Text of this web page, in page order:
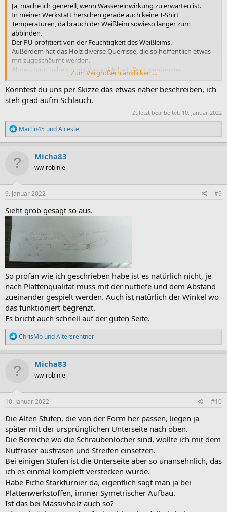
Ja, mache ich generell, wenn Wassereinwirkung zu erwarten ist.
In meiner Werkstatt herschen gerade auch keine T-Shirt
Temperaturen, da brauch der Weißleim sowieso länger zum
abbinden.
Der PU profitiert von der Feuchtigkeit des Weißleims.
Außerdem hat das Holz diverse Querrisse, die so hoffentlich etwas
mit zugeschäumt werden.
Abgeschaut habe ich mir das auf Arbeit. Dort werden die
abgewinkelten Arbeitsplatten von Verkaufstheken so verleimt.
Auf der Unterseite werden im Abstand von ca 1,5 cm zwei Nuten
gesägt, ca bis 2 mm an HPL ran.
Dann werden die Nuten mit Weißleim und PU gefüllt und die Platte
So entsteht eine zum Kunden hin abgewinkelte Arbeitsplatte ohne
sichtbare Fuge.
Zum Vergrößern anklicken....
Könntest du uns per Skizze das etwas näher beschreiben, ich
steh grad aufm Schlauch.
Zuletzt bearbeitet: 10. Januar 2022
R
e
a
t
n
e
:
Martin45 undAlceste
Micha83
ww-robinie
9. Januar 2022 #9
Sieht grob gesagt so aus.
So profan wie ich geschrieben habe ist es natürlich nicht, je
nach Plattenqualität muss mit der nuttiefe und dem Abstand
zueinander gespielt werden. Auch ist natürlich der Winkel wo
das funktioniert begrenzt.
Es bricht auch schnell auf der guten Seite.
R
e
a
t
n
e
:
ChrisMo undAltersrentner
Micha83
ww-robinie
10. Januar 2022 #10
Die Alten Stufen, die von der Form her passen, liegen ja
später mit der ursprünglichen Unterseite nach oben.
Die Bereiche wo die Schraubenlöcher sind, wollte ich mit dem
Nutfräser ausfräsen und Streifen einsetzen.
Bei einigen Stufen ist die Unterseite aber so unansehnlich, das
ich es einmal komplett verstecken würde.
Habe Eiche Starkfurnier da, eigentlich sagt man ja bei
Plattenwerkstoffen, immer Symetrischer Aufbau.
Ist das bei Massivholz auch so?